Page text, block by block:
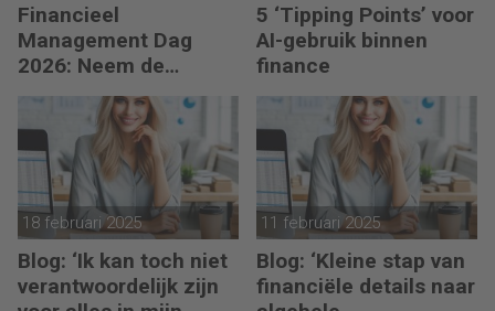
Financieel
Management Dag
2026: Neem de
toekomst in eigen
5 ‘Tipping Points’ voor
AI-gebruik binnen
finance
18 februari 2025
Blog: ‘Ik kan toch niet
verantwoordelijk zijn
11 februari 2025
Blog: ‘Kleine stap van
financiële details naar